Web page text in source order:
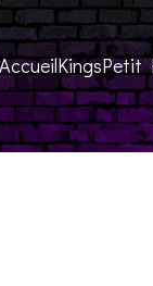
AccueilKingsPetit